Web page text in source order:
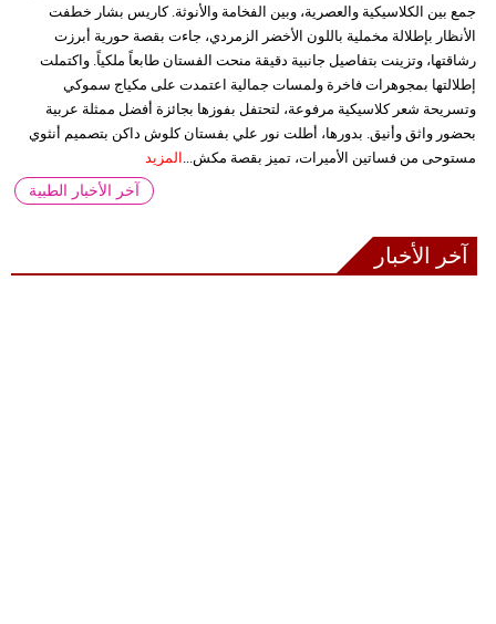
جمع بين الكلاسيكية والعصرية، وبين الفخامة والأنوثة. كاريس بشار خطفت
الأنظار بإطلالة مخملية باللون الأخضر الزمردي، جاءت بقصة حورية أبرزت
رشاقتها، وتزينت بتفاصيل جانبية دقيقة منحت الفستان طابعاً ملكياً. واكتملت
إطلالتها بمجوهرات فاخرة ولمسات جمالية اعتمدت على مكياج سموكي
وتسريحة شعر كلاسيكية مرفوعة، لتحتفل بفوزها بجائزة أفضل ممثلة عربية
بحضور واثق وأنيق. بدورها، أطلت نور علي بفستان كلوش داكن بتصميم أنثوي
مستوحى من فساتين الأميرات، تميز بقصة مكش... المزيد
آخر الأخبار الطبية
آخر الأخبار